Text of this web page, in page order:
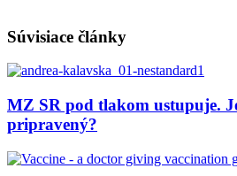
Súvisiace články
MZ SR pod tlakom ustupuje.
pripravený?